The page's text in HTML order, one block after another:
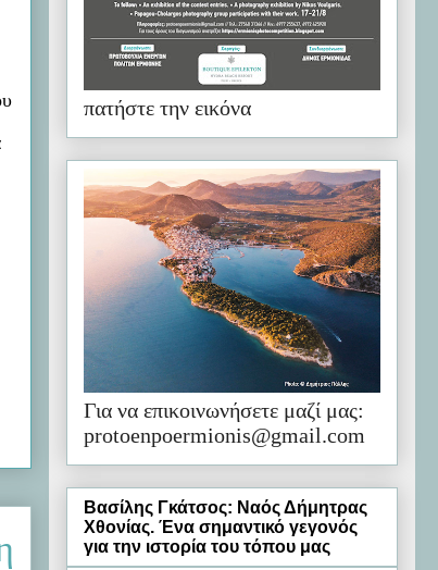
πατήστε την εικόνα
Για να επικοινωνήσετε μαζί μας:
protoenpoermionis@gmail.com
Βασίλης Γκάτσος: Ναός Δήμητρας
Χθονίας. Ένα σημαντικό γεγονός
για την ιστορία του τόπου μας